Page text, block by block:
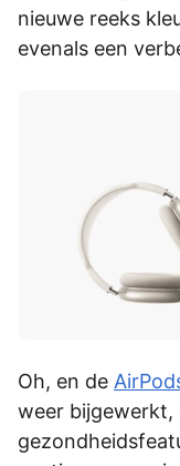
nieuwe reeks
evenals een
Oh, en de
weer bijgewerkt,